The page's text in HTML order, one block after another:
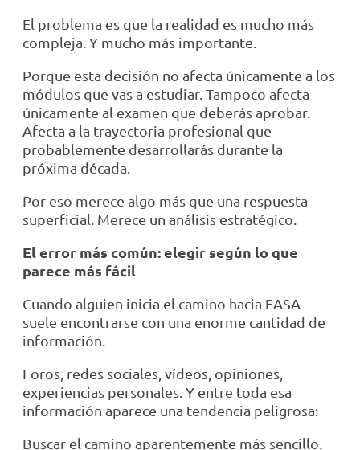
El problema es que la realidad es mucho más
compleja. Y mucho más importante.
Porque esta decisión no afecta únicamente a los
módulos que vas a estudiar. Tampoco afecta
únicamente al examen que deberás aprobar.
Afecta a la trayectoria profesional que
probablemente desarrollarás durante la
próxima década.
Por eso merece algo más que una respuesta
superficial. Merece un análisis estratégico.
El error más común: elegir según lo que
parece más fácil
Cuando alguien inicia el camino hacia EASA
suele encontrarse con una enorme cantidad de
información.
Foros, redes sociales, vídeos, opiniones,
experiencias personales. Y entre toda esa
información aparece una tendencia peligrosa:
Buscar el camino aparentemente más sencillo.